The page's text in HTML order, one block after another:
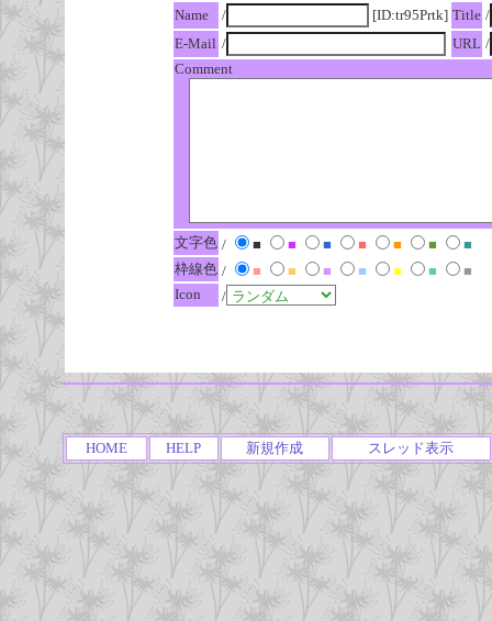
Name
/ [ID:tr95Prtk] Title /
E-Mail / URL /
Comment
文字色 / ■ ■ ■ ■ ■ ■
■
枠線色 / ■ ■ ■ ■ ■ ■
■
Icon
/
HOME HELP 新規作成 スレッド表示